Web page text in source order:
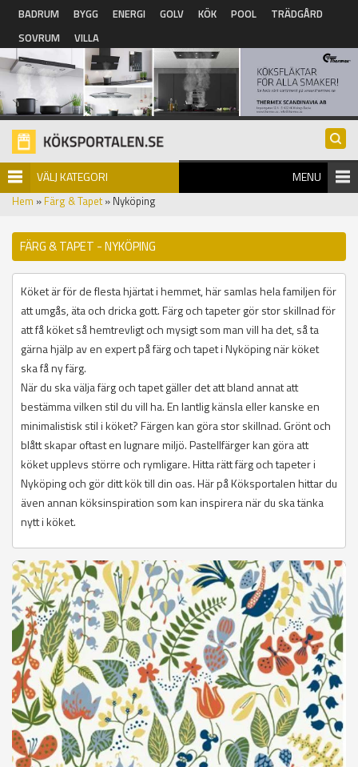
Hoppa till huvudinnehåll
BADRUM BYGG ENERGI GOLV KÖK POOL
TRÄDGÅRD
SOVRUM
VILLA
VÄLJ KATEGORI MENU
Hem » Färg & Tapet» Nyköping
FÄRG & TAPET - NYKÖPING
Köket är för de flesta hjärtat i hemmet, här samlas hela familjen för
att umgås, äta och dricka gott. Färg och tapeter gör stor skillnad för
att få köket så hemtrevligt och mysigt som man vill ha det, så ta
gärna hjälp av en expert på färg och tapet i Nyköping när köket
ska få ny färg.
När du ska välja färg och tapet gäller det att bland annat att
bestämma vilken stil du vill ha. En lantlig känsla eller kanske en
minimalistisk stil i köket? Färgen kan göra stor skillnad. Grönt och
blått skapar oftast en lugnare miljö. Pastellfärger kan göra att
köket upplevs större och rymligare. Hitta rätt färg och tapeter i
Nyköping och gör ditt kök till din oas. Här på Köksportalen hittar du
även annan köksinspiration som kan inspirera när du ska tänka
nytt i köket.